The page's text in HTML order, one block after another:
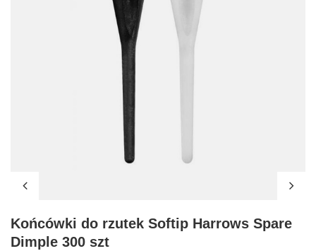
Końcówki do rzutek Softip Harrows Spare
Dimple 300 szt